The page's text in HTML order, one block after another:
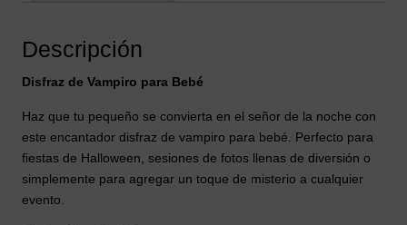
Descripción
Disfraz de Vampiro para Bebé
Haz que tu pequeño se convierta en el señor de la noche con
este encantador disfraz de vampiro para bebé. Perfecto para
fiestas de Halloween, sesiones de fotos llenas de diversión o
simplemente para agregar un toque de misterio a cualquier
evento.